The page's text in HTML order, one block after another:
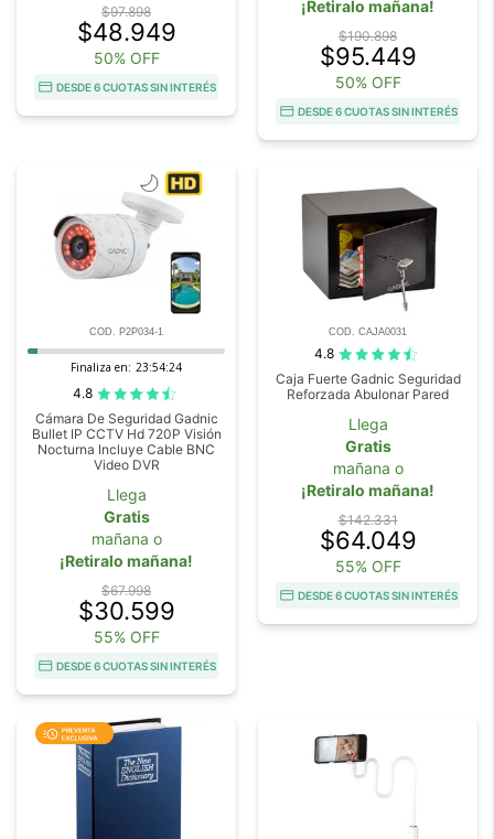
$97.898
$48.949
50% OFF
DESDE 6 CUOTAS SIN INTERÉS
¡Retiralo mañana!
$190.898
$95.449
50% OFF
DESDE 6 CUOTAS SIN INTERÉS
COD. P2P034-1
Finaliza en: 23:54:23
4.8
Cámara De Seguridad Gadnic
Bullet IP CCTV Hd 720P Visión
Nocturna Incluye Cable BNC
Video DVR
Llega
Gratis
mañana o
¡Retiralo mañana!
$67.998
$30.599
55% OFF
DESDE 6 CUOTAS SIN INTERÉS
COD. CAJA0031
4.8
Caja Fuerte Gadnic Seguridad
Reforzada Abulonar Pared
Llega
Gratis
mañana o
¡Retiralo mañana!
$142.331
$64.049
55% OFF
DESDE 6 CUOTAS SIN INTERÉS